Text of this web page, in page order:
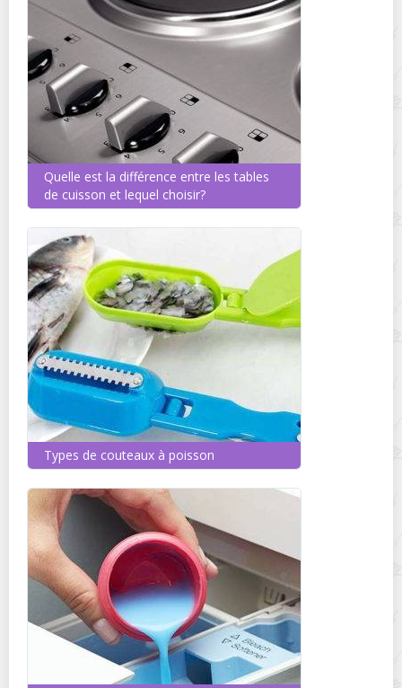
Quelle est la différence entre les tables
de cuisson et lequel choisir?
Types de couteaux à poisson